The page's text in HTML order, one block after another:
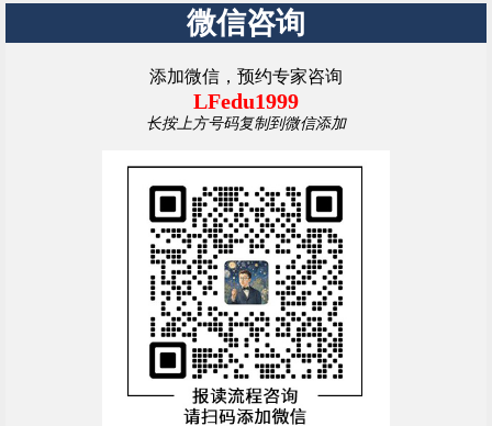
微信咨询
添加微信，预约专家咨询
LFedu1999
长按上方号码复制到微信添加